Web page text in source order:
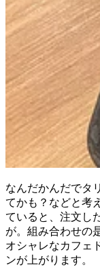
なんだかんだでタ
てかも？などと考
ていると、注文し
が。組み合わせの
オシャレなカフェ
ンが上がります。